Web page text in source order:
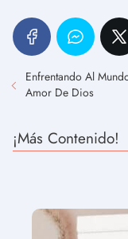
Enfrentando Al
Amor De Dios
¡Más Contenido!